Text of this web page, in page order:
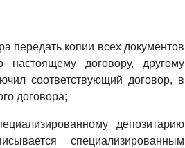
передать копии всех документов
договору, другому
соответствующий договор, в
договора;
депозитарию
специализированным